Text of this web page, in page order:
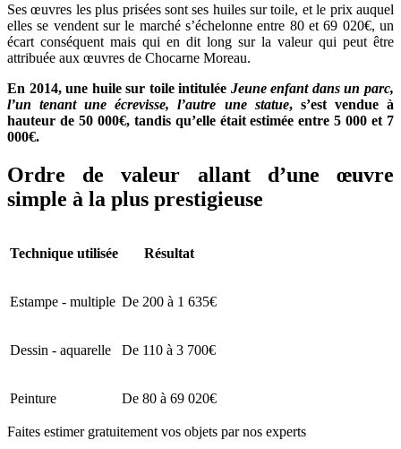
Ses œuvres les plus prisées sont ses huiles sur toile, et le prix auquel
elles se vendent sur le marché s’échelonne entre 80 et 69 020€, un
écart conséquent mais qui en dit long sur la valeur qui peut être
attribuée aux œuvres de Chocarne Moreau.
En 2014, une huile sur toile intitulée Jeune enfant dans un parc,
l’un tenant une écrevisse, l’autre une statue, s’est vendue à
hauteur de 50 000€, tandis qu’elle était estimée entre 5 000 et 7
000€.
Ordre de valeur allant d’une œuvre
simple à la plus prestigieuse
Technique utilisée Résultat
Estampe - multiple De 200 à 1 635€
Dessin - aquarelle De 110 à 3 700€
Peinture De 80 à 69 020€
Faites estimer gratuitement vos objets par nos experts